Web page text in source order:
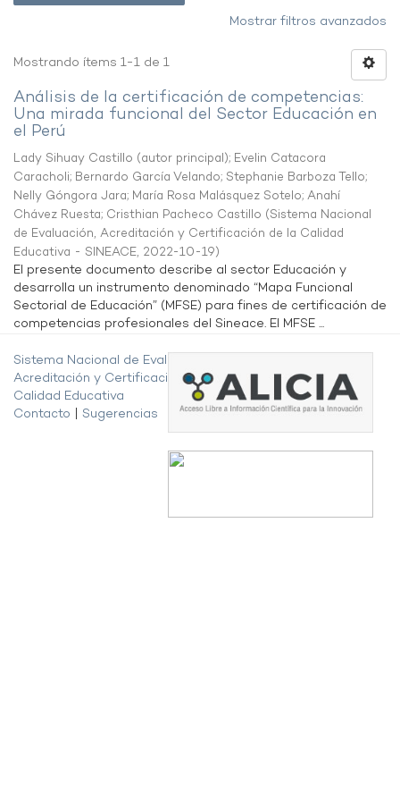
Mostrar filtros avanzados
Mostrando ítems 1-1 de 1
Análisis de la certificación de competencias:
Una mirada funcional del Sector Educación en
el Perú
Lady Sihuay Castillo (autor principal); Evelin Catacora
Caracholi; Bernardo García Velando; Stephanie Barboza Tello;
Nelly Góngora Jara; María Rosa Malásquez Sotelo; Anahí
Chávez Ruesta; Cristhian Pacheco Castillo (Sistema Nacional
de Evaluación, Acreditación y Certificación de la Calidad
Educativa - SINEACE, 2022-10-19)
El presente documento describe al sector Educación y
desarrolla un instrumento denominado “Mapa Funcional
Sectorial de Educación” (MFSE) para fines de certificación de
competencias profesionales del Sineace. El MFSE ...
Sistema Nacional de Evaluación,
Acreditación y Certificación de la
Calidad Educativa
Contacto
Sugerencias